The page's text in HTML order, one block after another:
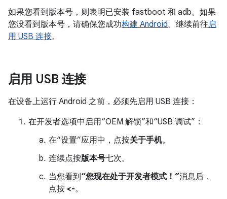
如果您看到版本号，则表明已安装 fastboot 和 adb。如果
您没看到版本号，请确保您成功构建 Android。继续前往启
用 USB 连接。
启用 USB 连接
在设备上运行 Android 之前，必须先启用 USB 连接：
在开发者选项中启用“OEM 解锁”和“USB 调试”：
在“设置”应用中，点按关于手机。
连续点按版本号七次。
当您看到“您现在处于开发者模式！”消息后，
点按 <-。